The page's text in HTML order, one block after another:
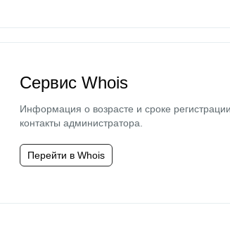
Сервис Whois
Информация о возрасте и сроке
контакты администратора.
Перейти в Whois